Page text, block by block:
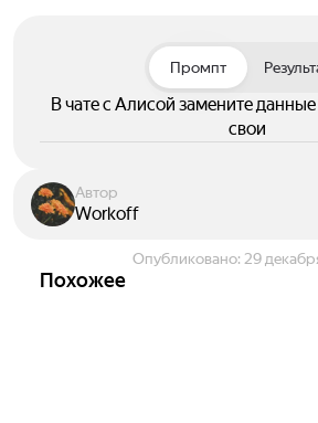
Промпт
В чате с Алисой замените
свои
Автор
Workoff
Опубликовано: 29
Похожее